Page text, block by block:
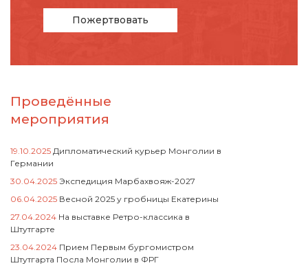
Пожертвовать
Проведённые
мероприятия
19.10.2025 Дипломатический курьер Монголии в
Германии
30.04.2025 Экспедиция Марбахвояж-2027
06.04.2025 Весной 2025 у гробницы Екатерины
27.04.2024 На выставке Ретро-классика в
Штутгарте
23.04.2024 Прием Первым бургомистром
Штутгарта Посла Монголии в ФРГ